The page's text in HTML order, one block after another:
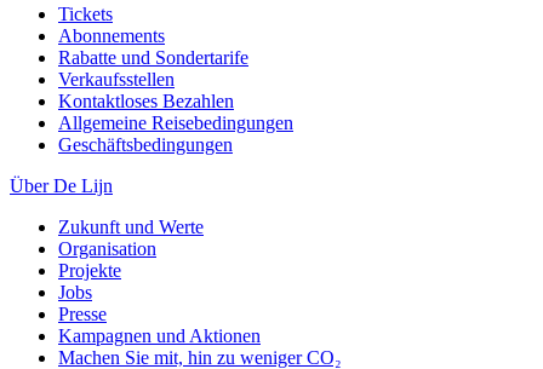
Tickets
Abonnements
Rabatte und Sondertarife
Verkaufsstellen
Kontaktloses Bezahlen
Allgemeine Reisebedingungen
Geschäftsbedingungen
Über De Lijn
Zukunft und Werte
Organisation
Projekte
Jobs
Presse
Kampagnen und Aktionen
Machen Sie mit, hin zu weniger CO₂